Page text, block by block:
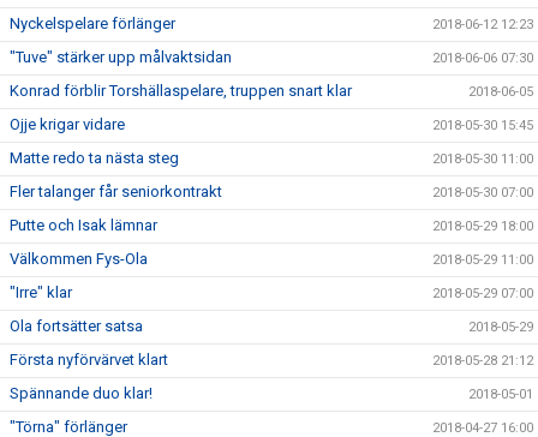
Nyckelspelare förlänger 2018-06-12 12:23
"Tuve" stärker upp målvaktsidan 2018-06-06 07:30
Konrad förblir Torshällaspelare, truppen snart klar 2018-06-05
Ojje krigar vidare 2018-05-30 15:45
Matte redo ta nästa steg 2018-05-30 11:00
Fler talanger får seniorkontrakt 2018-05-30 07:00
Putte och Isak lämnar 2018-05-29 18:00
Välkommen Fys-Ola 2018-05-29 11:00
"Irre" klar 2018-05-29 07:00
Ola fortsätter satsa 2018-05-29
Första nyförvärvet klart 2018-05-28 21:12
Spännande duo klar! 2018-05-01
"Törna" förlänger 2018-04-27 16:00